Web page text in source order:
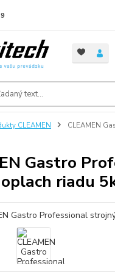
CLEAMEN
CLEAMEN
Gastro
riadu